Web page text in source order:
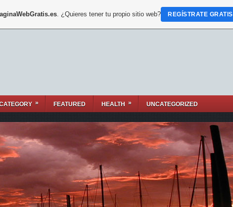
» FEATURED HEALTH » UNCATEGORIZED
. ¿Quieres tener tu propio sitio web? REGÍSTRATE GRATIS